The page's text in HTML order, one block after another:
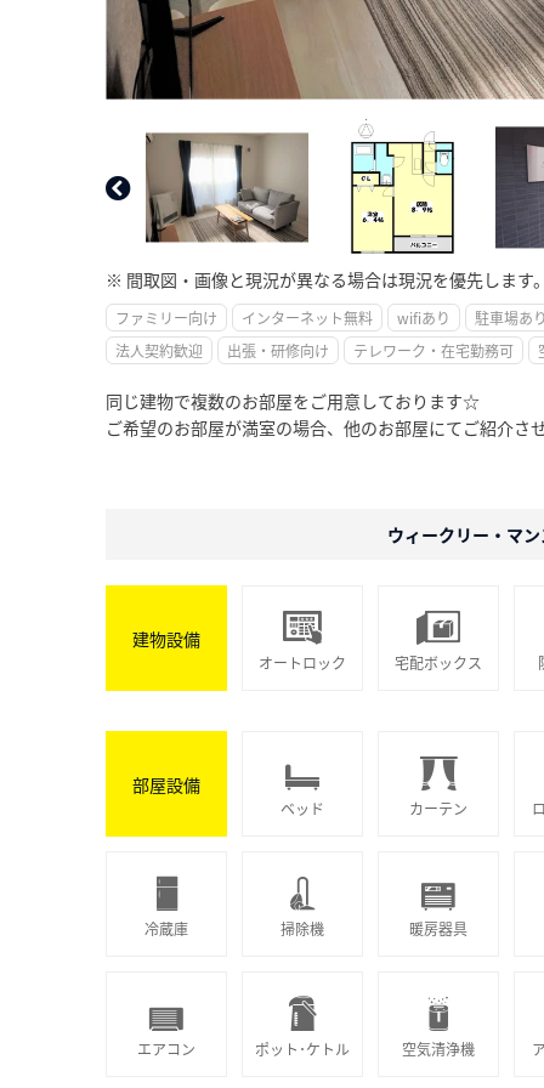
※ 間取図・画像と現況が異なる場合は現況を優先します
ファミリー向け インターネット無料 wifiあり
駐車場あ
法人契約歓迎
出張・研修向け テレワーク・在宅勤務可
同じ建物で複数のお部屋をご用意しております☆
ご希望のお部屋が満室の場合、他のお部屋にてご紹介さ
ウィークリー・マ
建物設備
オートロック 宅配ボックス
部屋設備
ベッド カーテン
冷蔵庫 掃除機 暖房器具
エアコン ポット･ケトル 空気清浄機